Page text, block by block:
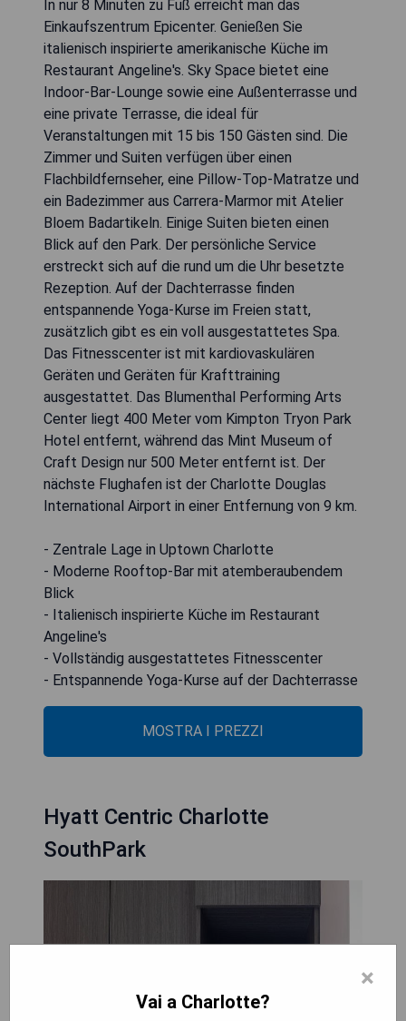
In nur 8 Minuten zu Fuß erreicht man das
Einkaufszentrum Epicenter. Genießen Sie
italienisch inspirierte amerikanische Küche im
Restaurant Angeline's. Sky Space bietet eine
Indoor-Bar-Lounge sowie eine Außenterrasse und
eine private Terrasse, die ideal für
Veranstaltungen mit 15 bis 150 Gästen sind. Die
Zimmer und Suiten verfügen über einen
Flachbildfernseher, eine Pillow-Top-Matratze und
ein Badezimmer aus Carrera-Marmor mit Atelier
Bloem Badartikeln. Einige Suiten bieten einen
Blick auf den Park. Der persönliche Service
erstreckt sich auf die rund um die Uhr besetzte
Rezeption. Auf der Dachterrasse finden
entspannende Yoga-Kurse im Freien statt,
zusätzlich gibt es ein voll ausgestattetes Spa.
Das Fitnesscenter ist mit kardiovaskulären
Geräten und Geräten für Krafttraining
ausgestattet. Das Blumenthal Performing Arts
Center liegt 400 Meter vom Kimpton Tryon Park
Hotel entfernt, während das Mint Museum of
Craft Design nur 500 Meter entfernt ist. Der
nächste Flughafen ist der Charlotte Douglas
International Airport in einer Entfernung von 9 km.
- Zentrale Lage in Uptown Charlotte
- Moderne Rooftop-Bar mit atemberaubendem
Blick
- Italienisch inspirierte Küche im Restaurant
Angeline's
- Vollständig ausgestattetes Fitnesscenter
- Entspannende Yoga-Kurse auf der Dachterrasse
MOSTRA I PREZZI
Hyatt Centric Charlotte
SouthPark
×
Vai a Charlotte?